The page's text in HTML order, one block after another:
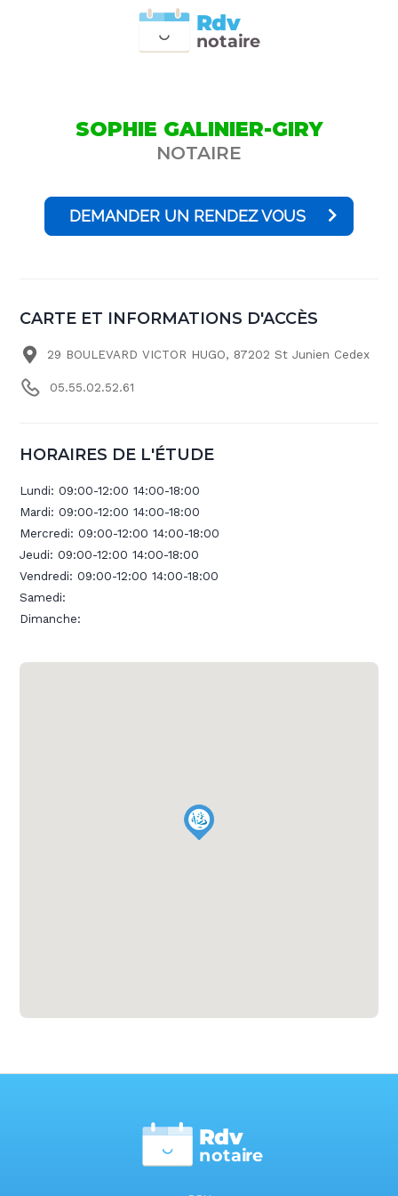
notaire
Rdv
SOPHIE GALINIER-GIRY
NOTAIRE
DEMANDER UN RENDEZ VOUS
CARTE ET INFORMATIONS D'ACCÈS
29 BOULEVARD VICTOR HUGO, 87202 St Junien Cedex
05.55.02.52.61
HORAIRES DE L'ÉTUDE
Lundi:09:00-12:00 14:00-18:00
Mardi:09:00-12:00 14:00-18:00
Mercredi:09:00-12:00 14:00-18:00
Jeudi:09:00-12:00 14:00-18:00
Vendredi:09:00-12:00 14:00-18:00
Samedi:
Dimanche:
notaire
Rdv